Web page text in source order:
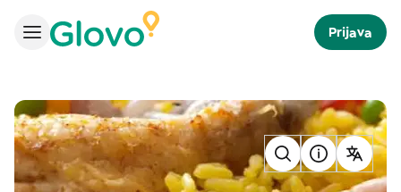
Prijava